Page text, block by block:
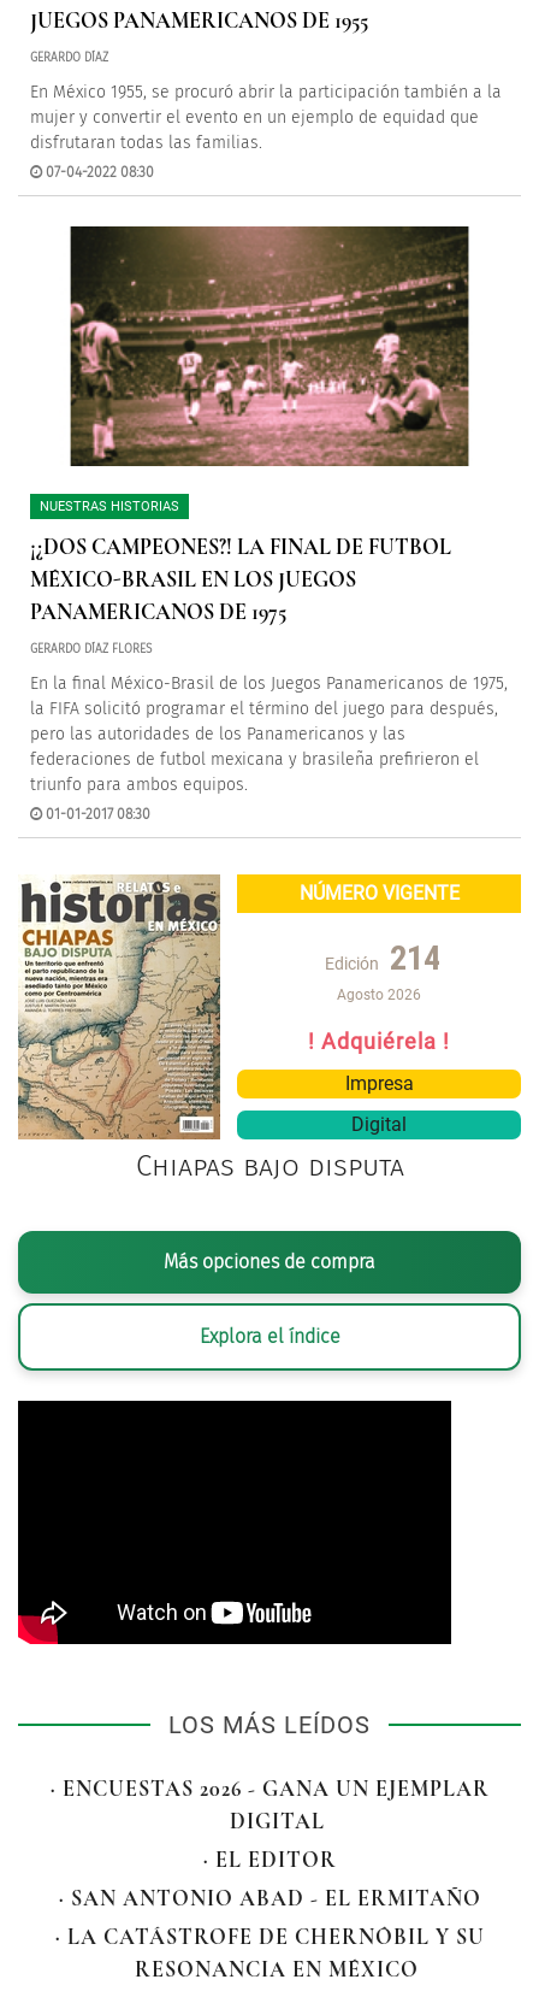
JUEGOS PANAMERICANOS DE 1955
GERARDO DÍAZ
En México 1955, se procuró abrir la participación también a la
mujer y convertir el evento en un ejemplo de equidad que
disfrutaran todas las familias.
07-04-2022 08:30
NUESTRAS HISTORIAS
¡¿DOS CAMPEONES?! LA FINAL DE FUTBOL
MÉXICO-BRASIL EN LOS JUEGOS
PANAMERICANOS DE 1975
GERARDO DÍAZ FLORES
En la final México-Brasil de los Juegos Panamericanos de 1975,
la FIFA solicitó programar el término del juego para después,
pero las autoridades de los Panamericanos y las
federaciones de futbol mexicana y brasileña prefirieron el
triunfo para ambos equipos.
01-01-2017 08:30
NÚMERO VIGENTE
Edición 214
Agosto 2026
! Adquiérela !
Impresa
Digital
Chiapas bajo disputa
Más opciones de compra
Explora el índice
LOS MÁS LEÍDOS
· ENCUESTAS 2026 - GANA UN EJEMPLAR
DIGITAL
· EL EDITOR
· SAN ANTONIO ABAD - EL ERMITAÑO
· LA CATÁSTROFE DE CHERNÓBIL Y SU
RESONANCIA EN MÉXICO